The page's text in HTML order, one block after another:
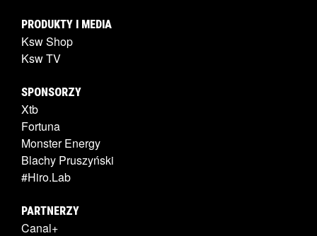
PRODUKTY I MEDIA
Ksw Shop
Ksw TV
SPONSORZY
Xtb
Fortuna
Monster Energy
Blachy Pruszyński
#Hiro.Lab
PARTNERZY
Canal+